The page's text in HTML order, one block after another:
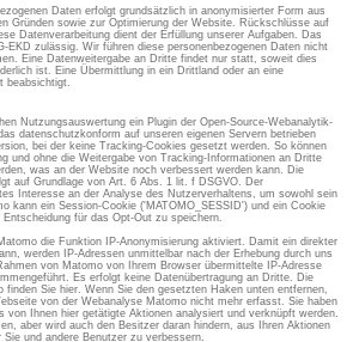
Daten erfolgt grundsätzlich in anonymisierter Form aus
Gründen sowie zur Optimierung der Website. Rückschlüsse auf
Datenverarbeitung dient der Erfüllung unserer Aufgaben. Das
EKD zulässig. Wir führen diese personenbezogenen Daten nicht
Eine Datenweitergabe an Dritte findet nur statt, soweit dies
ist. Eine Übermittlung in ein Drittland oder an eine
beabsichtigt.
Nutzungsauswertung ein Plugin der Open-Source-Webanalytik-
datenschutzkonform auf unseren eigenen Servern betrieben
bei der keine Tracking-Cookies gesetzt werden. So können
und ohne die Weitergabe von Tracking-Informationen an Dritte
was an der Website noch verbessert werden kann. Die
auf Grundlage von Art. 6 Abs. 1 lit. f DSGVO. Der
Interesse an der Analyse des Nutzerverhaltens, um sowohl sein
kann ein Session-Cookie ('MATOMO_SESSID') und ein Cookie
für das Opt-Out zu speichern.
die Funktion IP-Anonymisierung aktiviert. Damit ein direkter
werden IP-Adressen unmittelbar nach der Erhebung durch uns
von Matomo von Ihrem Browser übermittelte IP-Adresse
Es erfolgt keine Datenübertragung an Dritte. Die
finden Sie hier. Wenn Sie den gesetzten Haken unten entfernen,
von der Webanalyse Matomo nicht mehr erfasst. Sie haben
von Ihnen hier getätigte Aktionen analysiert und verknüpft werden.
aber wird auch den Besitzer daran hindern, aus Ihren Aktionen
und andere Benutzer zu verbessern.